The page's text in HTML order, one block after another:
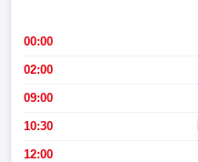
00:00
02:00
09:00
10:30
12:00